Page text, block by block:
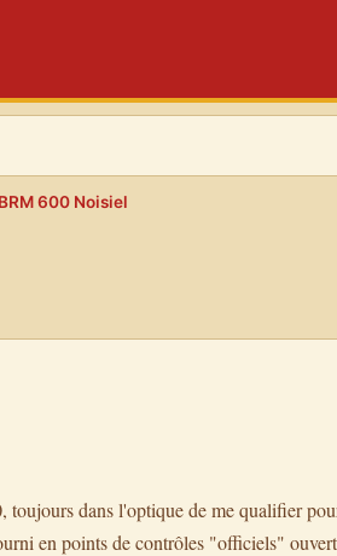
600 Noisiel
toujours dans l'optique de me qualifier
en points de contrôles "officiels"